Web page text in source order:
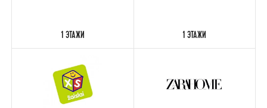
1 ЭТАЖИ 1 ЭТАЖИ